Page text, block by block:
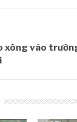
xông vào